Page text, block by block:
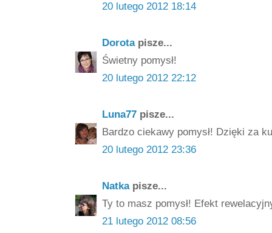
20 lutego 2012 18:14
Dorotapisze...
Świetny pomysł!
20 lutego 2012 22:12
Luna77 pisze...
Bardzo ciekawy pomysł! Dzięki za
20 lutego 2012 23:36
Natkapisze...
Ty to masz pomysł! Efekt
21 lutego 2012 08:56